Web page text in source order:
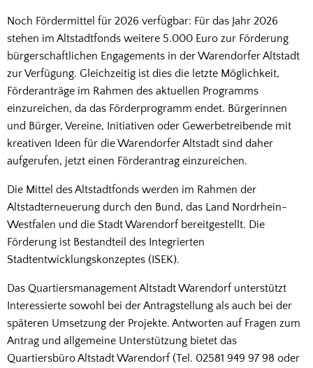
Noch Fördermittel für 2026 verfügbar: Für das Jahr 2026
stehen im Altstadtfonds weitere 5.000 Euro zur Förderung
bürgerschaftlichen Engagements in der Warendorfer Altstadt
zur Verfügung. Gleichzeitig ist dies die letzte Möglichkeit,
Förderanträge im Rahmen des aktuellen Programms
einzureichen, da das Förderprogramm endet. Bürgerinnen
und Bürger, Vereine, Initiativen oder Gewerbetreibende mit
kreativen Ideen für die Warendorfer Altstadt sind daher
aufgerufen, jetzt einen Förderantrag einzureichen.
Die Mittel des Altstadtfonds werden im Rahmen der
Altstadterneuerung durch den Bund, das Land Nordrhein-
Westfalen und die Stadt Warendorf bereitgestellt. Die
Förderung ist Bestandteil des Integrierten
Stadtentwicklungskonzeptes (ISEK).
Das Quartiersmanagement Altstadt Warendorf unterstützt
Interessierte sowohl bei der Antragstellung als auch bei der
späteren Umsetzung der Projekte. Antworten auf Fragen zum
Antrag und allgemeine Unterstützung bietet das
Quartiersbüro Altstadt Warendorf (Tel. 02581 949 97 98 oder